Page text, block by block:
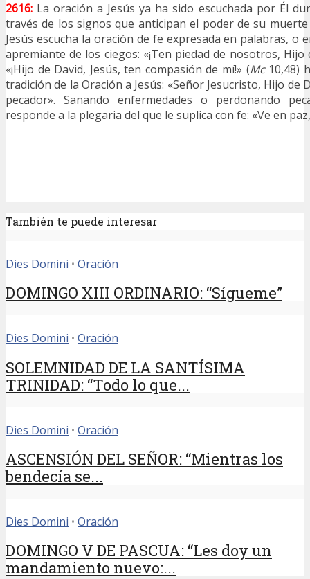
2616: La oración a Jesús ya ha sido escuchada por Él
través de los signos que anticipan el poder de su
Jesús escucha la oración de fe expresada en palabras, o
apremiante de los ciegos: «¡Ten piedad de nosotros, Hijo
«¡Hijo de David, Jesús, ten compasión de mí!» (Mc10,48)
tradición de la Oración a Jesús: «Señor Jesucristo, Hijo de
pecador». Sanando enfermedades o perdonando
responde a la plegaria del que le suplica con fe: «Ve en
También te puede interesar
Dies Domini • Oración
DOMINGO XIII ORDINARIO: “Sígueme”
Dies Domini • Oración
SOLEMNIDAD DE LA SANTÍSIMA
TRINIDAD: “Todo lo que...
Dies Domini • Oración
ASCENSIÓN DEL SEÑOR: “Mientras los
bendecía se...
Dies Domini • Oración
DOMINGO V DE PASCUA: “Les doy un
mandamiento nuevo:...